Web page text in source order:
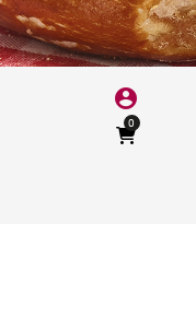
account_circle
0